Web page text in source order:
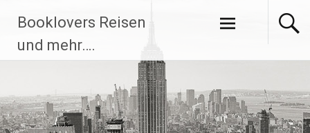
Inhalt
springen
Booklovers Reisen
und mehr….